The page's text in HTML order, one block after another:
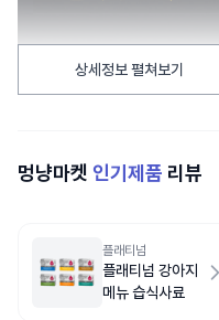
상세정보 펼쳐보기
멍냥마켓 인기제품 리뷰
플래티넘
플래티넘 강아지
메뉴 습식사료